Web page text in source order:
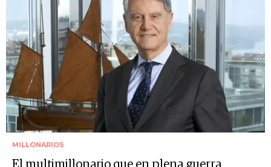
MILLONARIOS